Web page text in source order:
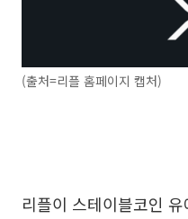
(출처=리플 홈페이지 캡처)
리플이 스테이블코인